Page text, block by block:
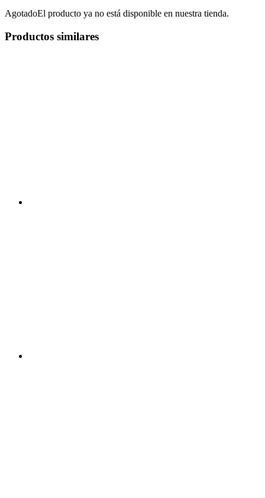
AgotadoEl producto ya no está disponible en nuestra tienda.
Productos similares